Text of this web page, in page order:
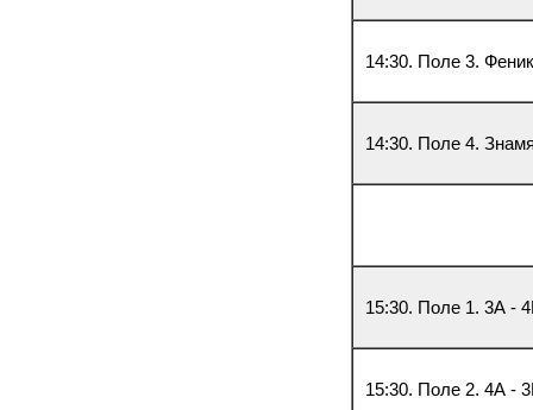
14:30. Поле 3.
14:30. Поле 4.
15:30. Поле 1. 3А -
15:30. Поле 2. 4А -